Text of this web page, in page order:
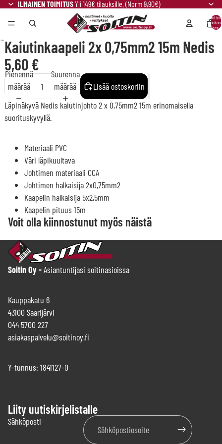
ILMAINEN TOIMITUSYli 149€ tilauksille. (Norm 9,90€)
Kaiutinkaapeli 2x 0,75mm2 15m Nedis
5,60 €
Pienennä
määrää
Suurenna
määrää
Lisää ostoskoriin
Läpinäkyvä Nedis kaiutinjohto 2 x 0,75mm2 15m erinomaisella
suorituskyvyllä.
Materiaali PVC
Väri läpikuultava
Johtimen materiaali CCA
Johtimen halkaisija 2x0,75mm2
Kaapelin halkaisija 5x2,5mm
Kaapelin pituus 15m
Voit olla kiinnostunut myös näistä
Soitin Oy -Asiantuntijasi soitinasioissa
Kauppakatu 6
43100 Saarijärvi
044 5700 227
asiakaspalvelu@soitinoy.fi
Y-tunnus: 1841127-0
Liity uutiskirjelistalle
Sähköposti
Tietosuojakäytäntö
Käyttöehdot
Yhteystiedot